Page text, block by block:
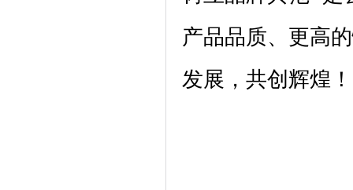
产品品质、更高
发展，共创辉煌！